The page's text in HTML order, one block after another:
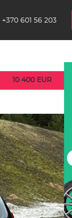
+370 601 56 203
10 400 EUR